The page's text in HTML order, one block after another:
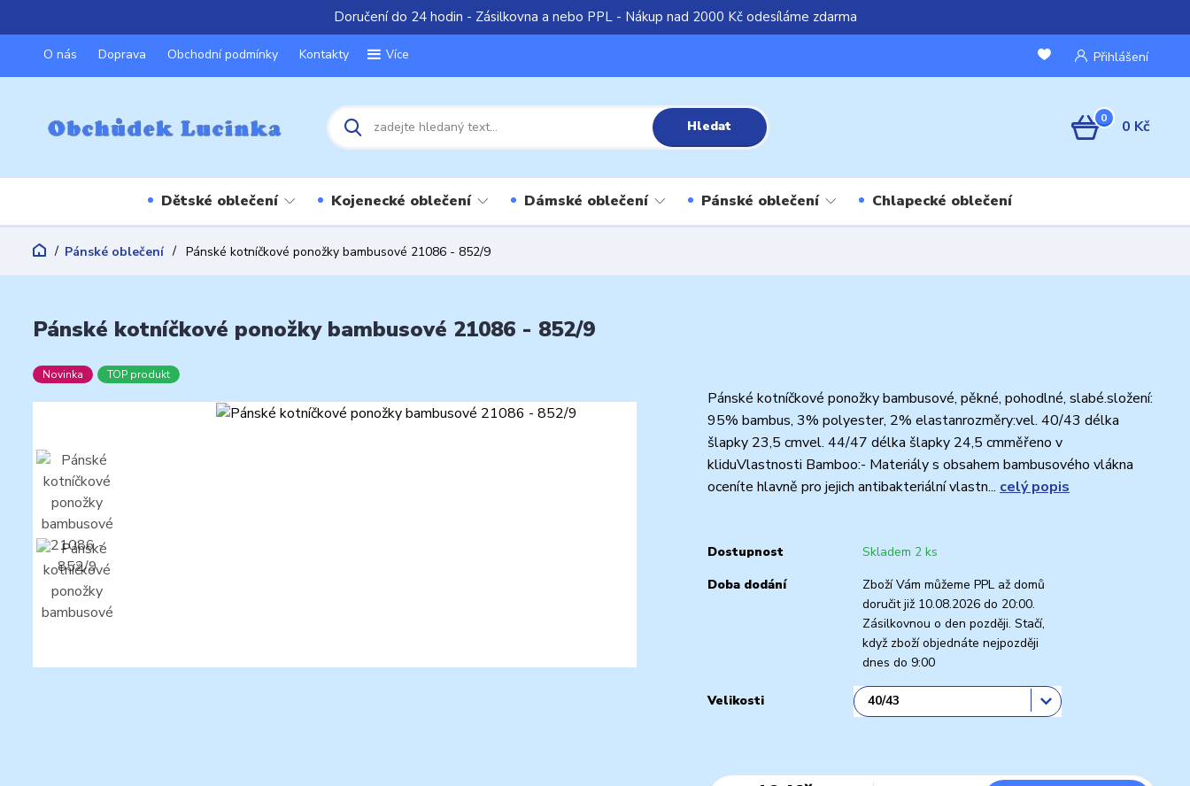
Doručení do 24 hodin - Zásilkovna a nebo PPL - Nákup nad 2000 Kč odesíláme zdarma
O nás Doprava Obchodní podmínky Kontakty Více Přihlášení
Hledat 0 0 Kč
Dětské oblečení Kojenecké oblečení Dámské oblečení Pánské oblečení Chlapecké oblečení
Pánské oblečení Pánské kotníčkové ponožky bambusové 21086 - 852/9
Pánské kotníčkové ponožky bambusové 21086 - 852/9
Novinka TOP produkt
Pánské kotníčkové ponožky bambusové, pěkné, pohodlné, slabé.složení:
95% bambus, 3% polyester, 2% elastanrozměry:vel. 40/43 délka
šlapky 23,5 cmvel. 44/47 délka šlapky 24,5 cmměřeno v
kliduVlastnosti Bamboo:- Materiály s obsahem bambusového vlákna
oceníte hlavně pro jejich antibakteriální vlastn... celý popis
Dostupnost
Skladem 2 ks
Doba dodání
Zboží Vám můžeme PPL až domů
doručit již 10.08.2026 do 20:00.
Zásilkovnou o den později. Stačí,
když zboží objednáte nejpozději
dnes do 9:00
Velikosti